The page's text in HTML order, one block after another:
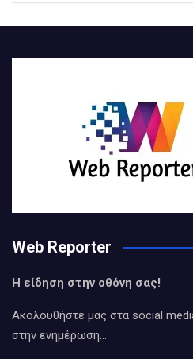
Web Reporter
Η είδηση στην οθόνη σας!
Ακολουθήστε μας στα social
στην ενημέρωση…